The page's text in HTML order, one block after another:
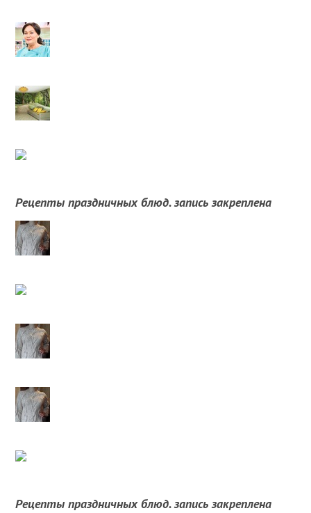
Рецепты праздничных блюд. запись закреплена
Рецепты праздничных блюд. запись закреплена